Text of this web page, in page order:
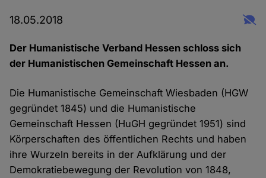
18.05.2018
Der Humanistische Verband Hessen schloss sich
der Humanistischen Gemeinschaft Hessen an.
Die Humanistische Gemeinschaft Wiesbaden (HGW
gegründet 1845) und die Humanistische
Gemeinschaft Hessen (HuGH gegründet 1951) sind
Körperschaften des öffentlichen Rechts und haben
ihre Wurzeln bereits in der Aufklärung und der
Demokratiebewegung der Revolution von 1848,